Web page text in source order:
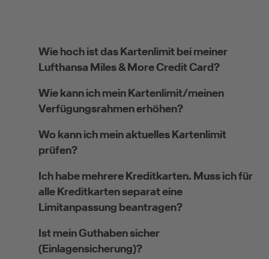
Wie hoch ist das Kartenlimit bei meiner
Lufthansa Miles & More Credit Card?
Wie kann ich mein Kartenlimit/meinen
Verfügungsrahmen erhöhen?
Wo kann ich mein aktuelles Kartenlimit
prüfen?
Ich habe mehrere Kreditkarten. Muss ich für
alle Kreditkarten separat eine
Limitanpassung beantragen?
Ist mein Guthaben sicher
(Einlagensicherung)?